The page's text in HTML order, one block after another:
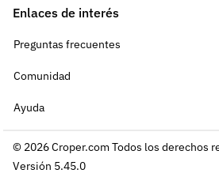
Enlaces de interés
Preguntas frecuentes
Comunidad
Ayuda
© 2026 Croper.com Todos los derechos
Versión 5.45.0